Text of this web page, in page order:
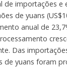
de importações e
de yuans
anual de
Das
de yuans foram